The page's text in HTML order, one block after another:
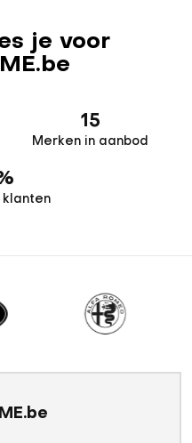
je voor
15
Merken in aanbod
klanten